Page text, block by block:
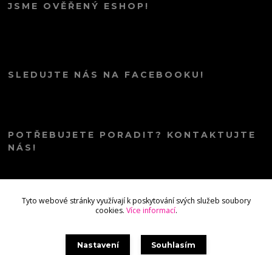
JSME OVĚŘENÝ ESHOP!
SLEDUJTE NÁS NA FACEBOOKU!
POTŘEBUJETE PORADIT? KONTAKTUJTE
NÁS!
Tyto webové stránky využívají k poskytování svých služeb soubory
cookies. Více informací.
Nastavení Souhlasím